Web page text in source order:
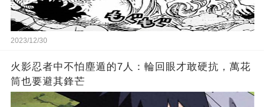
2023/12/30
火影忍者中不怕塵遁的7人：輪回眼才敢硬抗，萬花
筒也要避其鋒芒